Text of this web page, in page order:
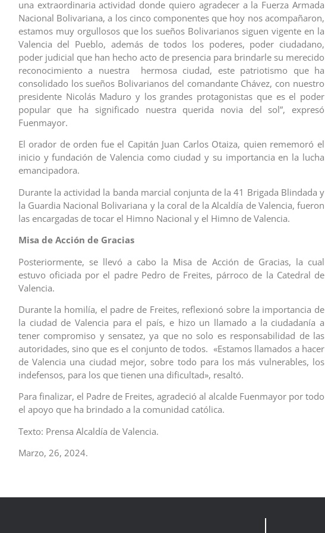
una extraordinaria actividad donde quiero agradecer a la Fuerza Armada
Nacional Bolivariana, a los cinco componentes que hoy nos acompañaron,
estamos muy orgullosos que los sueños Bolivarianos siguen vigente en la
Valencia del Pueblo, además de todos los poderes, poder ciudadano,
poder judicial que han hecho acto de presencia para brindarle su merecido
reconocimiento a nuestra hermosa ciudad, este patriotismo que ha
consolidado los sueños Bolivarianos del comandante Chávez, con nuestro
presidente Nicolás Maduro y los grandes protagonistas que es el poder
popular que ha significado nuestra querida novia del sol”, expresó
Fuenmayor.
El orador de orden fue el Capitán Juan Carlos Otaiza, quien rememoró el
inicio y fundación de Valencia como ciudad y su importancia en la lucha
emancipadora.
Durante la actividad la banda marcial conjunta de la 41 Brigada Blindada y
la Guardia Nacional Bolivariana y la coral de la Alcaldía de Valencia, fueron
las encargadas de tocar el Himno Nacional y el Himno de Valencia.
Misa de Acción de Gracias
Posteriormente, se llevó a cabo la Misa de Acción de Gracias, la cual
estuvo oficiada por el padre Pedro de Freites, párroco de la Catedral de
Valencia.
Durante la homilía, el padre de Freites, reflexionó sobre la importancia de
la ciudad de Valencia para el país, e hizo un llamado a la ciudadanía a
tener compromiso y sensatez, ya que no solo es responsabilidad de las
autoridades, sino que es el conjunto de todos. «Estamos llamados a hacer
de Valencia una ciudad mejor, sobre todo para los más vulnerables, los
indefensos, para los que tienen una dificultad», resaltó.
Para finalizar, el Padre de Freites, agradeció al alcalde Fuenmayor por todo
el apoyo que ha brindado a la comunidad católica.
Texto: Prensa Alcaldía de Valencia.
Marzo, 26, 2024.